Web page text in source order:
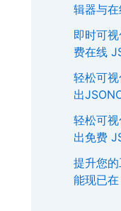
辑器与
即时可
费在线
轻松可
出
轻松可
出免费
提升您
能现已